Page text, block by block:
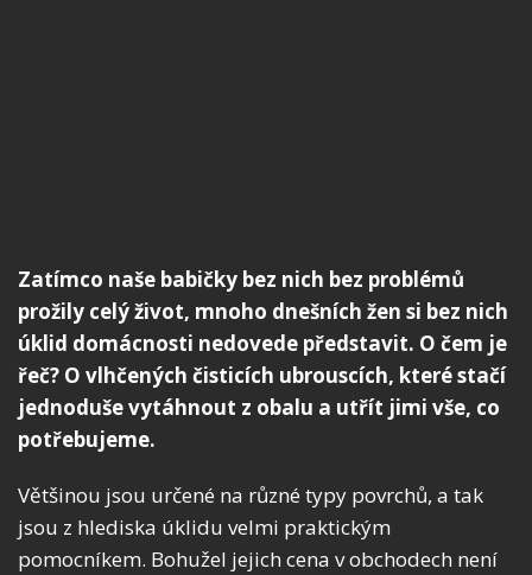
Zatímco naše babičky bez nich bez problémů
prožily celý život, mnoho dnešních žen si bez nich
úklid domácnosti nedovede představit. O čem je
řeč? O vlhčených čisticích ubrouscích, které stačí
jednoduše vytáhnout z obalu a utřít jimi vše, co
potřebujeme.
Většinou jsou určené na různé typy povrchů, a tak
jsou z hlediska úklidu velmi praktickým
pomocníkem. Bohužel jejich cena v obchodech není